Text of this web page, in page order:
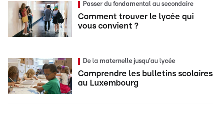
Passer du fondamental au secondaire
Comment trouver le lycée qui
vous convient ?
De la maternelle jusqu'au lycée
Comprendre les bulletins scolaires
au Luxembourg